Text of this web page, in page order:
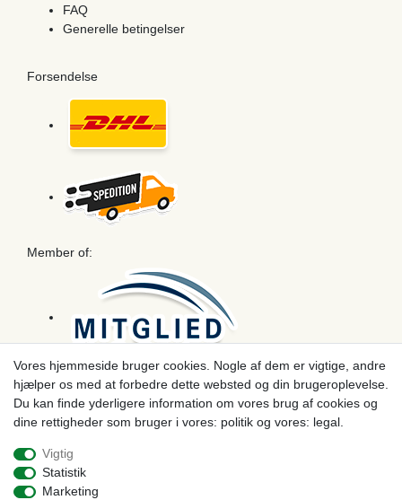
FAQ
Generelle betingelser
Forsendelse
Member of:
Betaling
Vores hjemmeside bruger cookies. Nogle af dem er vigtige, andre
hjælper os med at forbedre dette websted og din brugeroplevelse.
Du kan finde yderligere information om vores brug af cookies og
dine rettigheder som bruger i vores: politik og vores: legal.
Vigtig
Statistik
Marketing